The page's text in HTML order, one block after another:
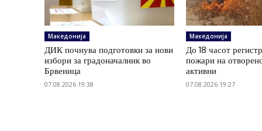
Македонија
ДИК почнува подготовки за нови
избори за градоначалник во
Брвеница
07.08.2026 19:38
Македонија
До 18 часот
пожари на
активни
07.08.2026 19:27